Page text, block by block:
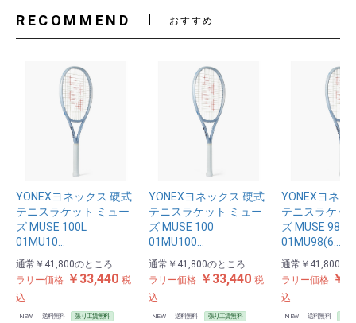
お買い物を続ける
RECOMMEND おすすめ
YONEXヨネックス 硬式
テニスラケット ミュー
ズ MUSE 100L
01MU10…
通常 ￥41,800のところ
ラリー価格 ￥33,440 税
込
NEW 送料無料 張り工賃無料
YONEXヨネックス 硬式
テニスラケット ミュー
ズ MUSE 100
01MU100…
通常 ￥41,800のところ
ラリー価格 ￥33,440税
込
NEW 送料無料 張り工賃無料
YONEXヨネッ
テニスラケッ
ズ MUSE 98
01MU98(6…
通常 ￥41,800
ラリー価格 ￥
込
NEW 送料無料